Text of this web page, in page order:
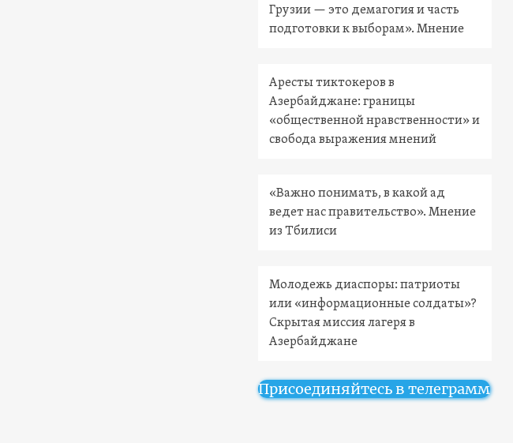
Грузии — это демагогия и часть
подготовки к выборам». Мнение
Аресты тиктокеров в
Азербайджане: границы
«общественной нравственности» и
свобода выражения мнений
«Важно понимать, в какой ад
ведет нас правительство». Мнение
из Тбилиси
Молодежь диаспоры: патриоты
или «информационные солдаты»?
Скрытая миссия лагеря в
Азербайджане
Присоединяйтесь в телеграмм